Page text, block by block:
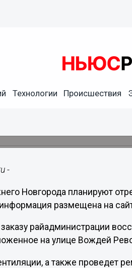
Технологии Происшествия
районе
-
Новгорода планируют
размещена на
райадминистрации
на улице Вождей
а также проведет